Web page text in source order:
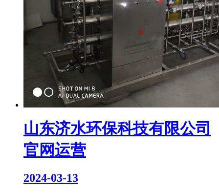
山东济水环保科技有限公司
官网运营
2024-03-13